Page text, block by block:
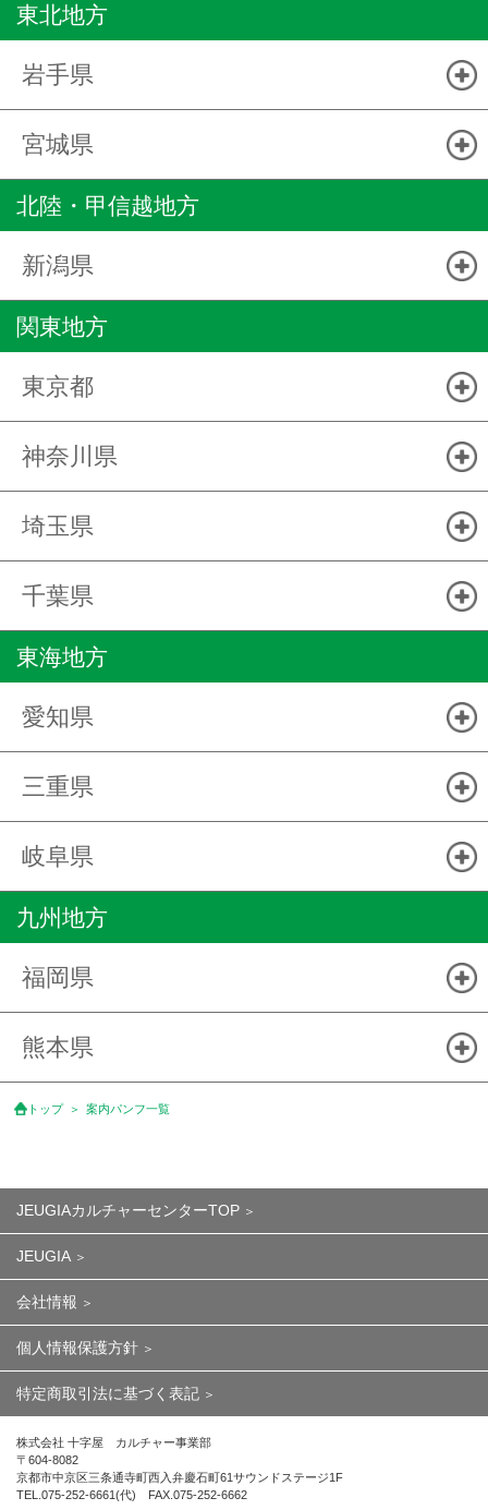
東北地方
岩手県
宮城県
北陸・甲信越地方
新潟県
関東地方
東京都
神奈川県
埼玉県
千葉県
東海地方
愛知県
三重県
岐阜県
九州地方
福岡県
熊本県
トップ 案内パンフ一覧
JEUGIAカルチャーセンターTOP
JEUGIA
会社情報
個人情報保護方針
特定商取引法に基づく表記
株式会社 十字屋 カルチャー事業部
〒604-8082
京都市中京区三条通寺町西入弁慶石町61サウンドステージ1F
TEL.075-252-6661(代) FAX.075-252-6662